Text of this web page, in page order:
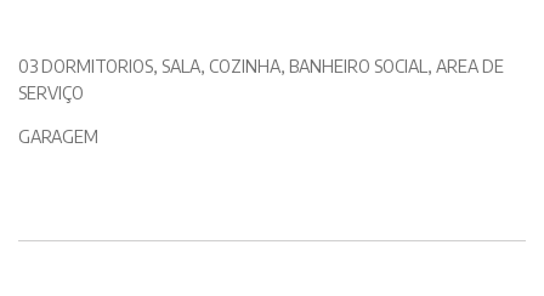
03 DORMITORIOS, SALA, COZINHA, BANHEIRO SOCIAL, AREA DE
SERVIÇO
GARAGEM